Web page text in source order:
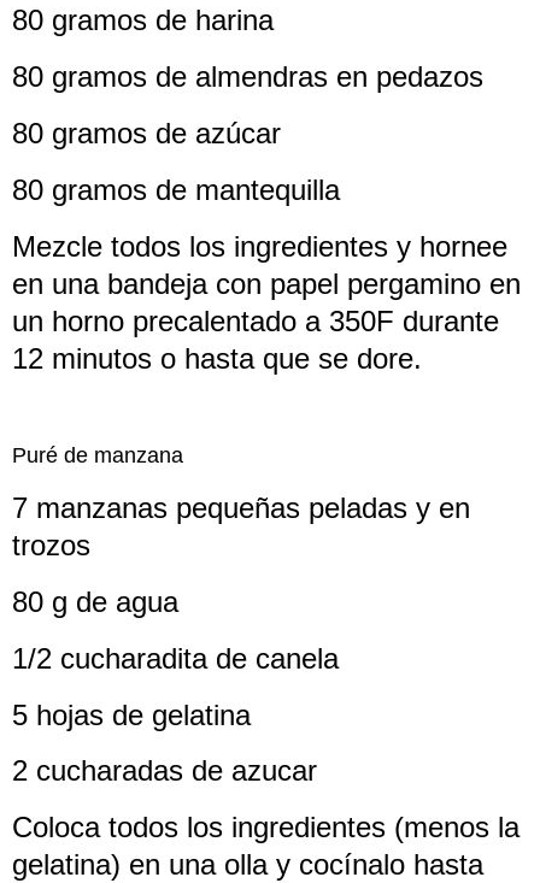
80 gramos de harina
80 gramos de almendras en pedazos
80 gramos de azúcar
80 gramos de mantequilla
Mezcle todos los ingredientes y hornee
en una bandeja con papel pergamino en
un horno precalentado a 350F durante
12 minutos o hasta que se dore.
Puré de manzana
7 manzanas pequeñas peladas y en
trozos
80 g de agua
1/2 cucharadita de canela
5 hojas de gelatina
2 cucharadas de azucar
Coloca todos los ingredientes (menos la
gelatina) en una olla y cocínalo hasta